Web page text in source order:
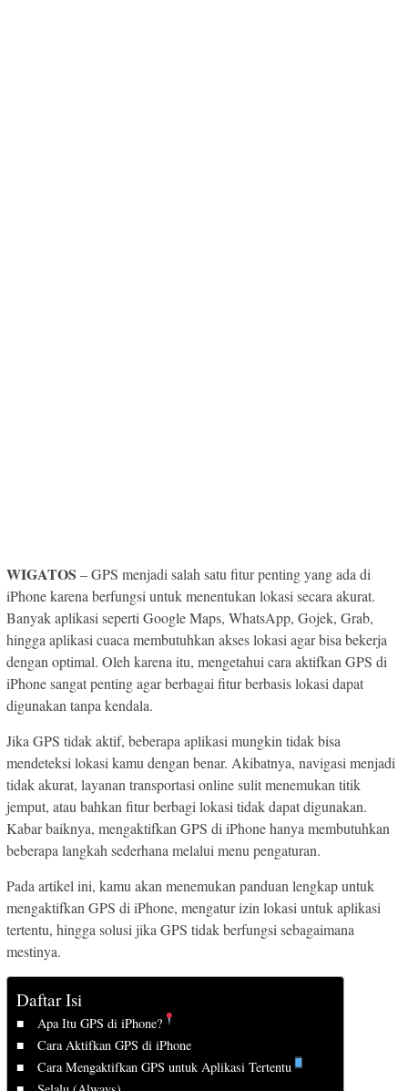
WIGATOS – GPS menjadi salah satu fitur penting yang ada di
iPhone karena berfungsi untuk menentukan lokasi secara akurat.
Banyak aplikasi seperti Google Maps, WhatsApp, Gojek, Grab,
hingga aplikasi cuaca membutuhkan akses lokasi agar bisa bekerja
dengan optimal. Oleh karena itu, mengetahui cara aktifkan GPS di
iPhone sangat penting agar berbagai fitur berbasis lokasi dapat
digunakan tanpa kendala.
Jika GPS tidak aktif, beberapa aplikasi mungkin tidak bisa
mendeteksi lokasi kamu dengan benar. Akibatnya, navigasi menjadi
tidak akurat, layanan transportasi online sulit menemukan titik
jemput, atau bahkan fitur berbagi lokasi tidak dapat digunakan.
Kabar baiknya, mengaktifkan GPS di iPhone hanya membutuhkan
beberapa langkah sederhana melalui menu pengaturan.
Pada artikel ini, kamu akan menemukan panduan lengkap untuk
mengaktifkan GPS di iPhone, mengatur izin lokasi untuk aplikasi
tertentu, hingga solusi jika GPS tidak berfungsi sebagaimana
mestinya.
Daftar Isi
Apa Itu GPS di iPhone?
Cara Aktifkan GPS di iPhone
Cara Mengaktifkan GPS untuk Aplikasi Tertentu